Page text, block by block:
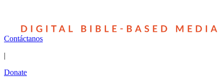
Contáctanos
|
Donate